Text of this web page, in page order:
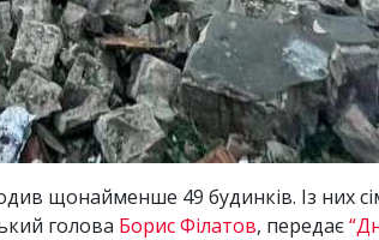
щонайменше 49 будинків. Із них
голова Борис Філатов, передає